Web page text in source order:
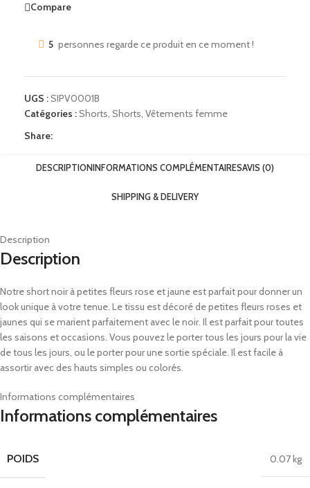
Compare
5 personnes regarde ce produit en ce moment !
UGS :SIPV0001B
Catégories :Shorts Shorts Vêtements femme
Share:
DESCRIPTIONINFORMATIONS COMPLÉMENTAIRESAVIS (0)
SHIPPING & DELIVERY
Description
Description
Notre short noir à petites fleurs rose et jaune est parfait pour donner un
look unique à votre tenue. Le tissu est décoré de petites fleurs roses et
jaunes qui se marient parfaitement avec le noir. Il est parfait pour toutes
les saisons et occasions. Vous pouvez le porter tous les jours pour la vie
de tous les jours, ou le porter pour une sortie spéciale. Il est facile à
assortir avec des hauts simples ou colorés.
Informations complémentaires
Informations complémentaires
POIDS 0.07 kg